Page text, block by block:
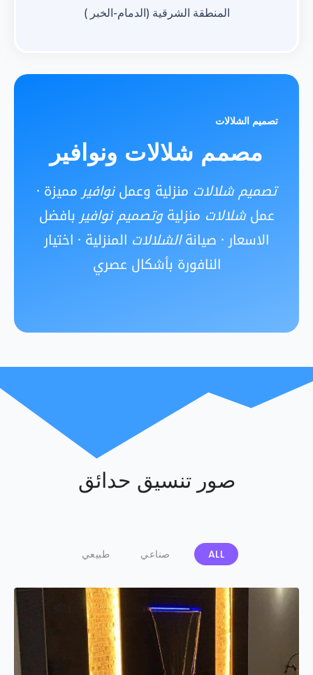
المنطقة الشرقية (الدمام-الخبر )
تصميم الشلالات
مصمم شلالات ونوافير
تصميم شلالات منزلية وعملنوافيرمميزة ·
عملشلالات منزليةوتصميم نوافيربافضل
الاسعار · صيانةالشلالات المنزلية · اختيار
النافورة بأشكال عصري
صور تنسيق حدائق
ALL صناعي طبيعي